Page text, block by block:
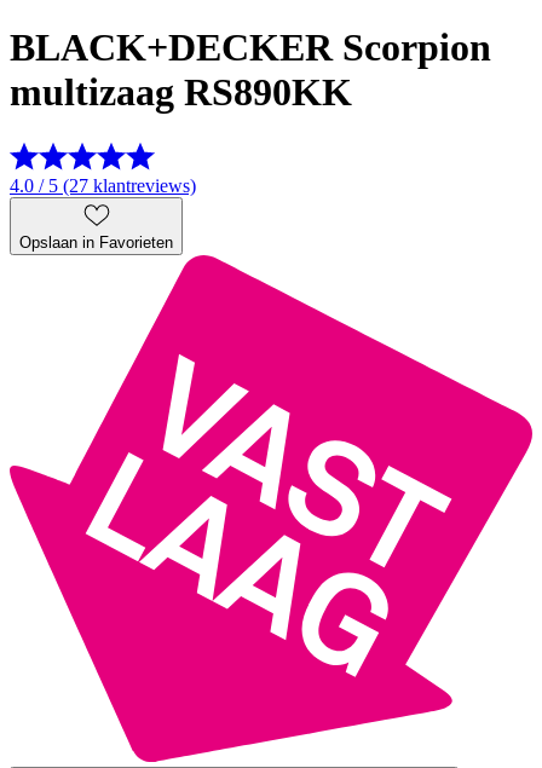
BLACK+DECKER Scorpion
multizaag RS890KK
4.0 / 5 (27 klantreviews)
Opslaan in Favorieten